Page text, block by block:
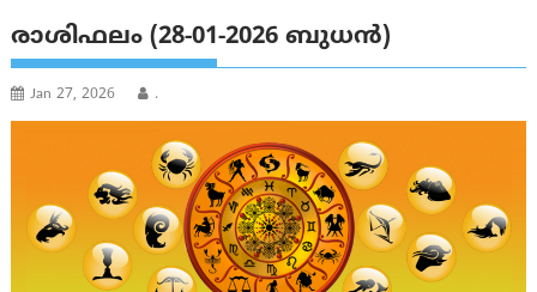
രാശിഫലം (28-01-2026 ബുധന്‍)
Jan 27, 2026 .